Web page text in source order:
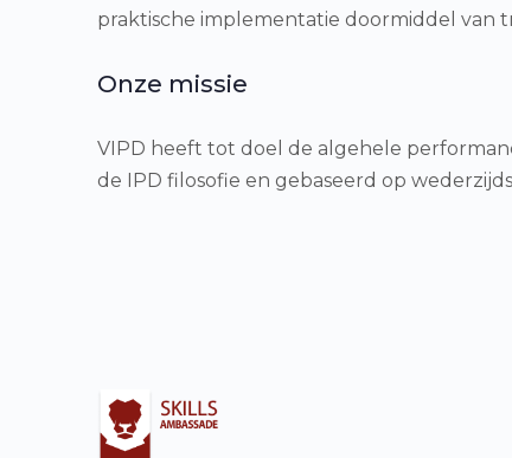
praktische implementatie doormiddel van
Onze missie
VIPD heeft tot doel de algehele
de IPD filosofie en gebaseerd op